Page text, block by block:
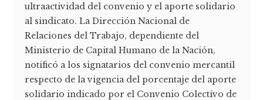
ultraactividad del convenio y el aporte solidario
al sindicato. La Dirección Nacional de
Relaciones del Trabajo, dependiente del
Ministerio de Capital Humano de la Nación,
notificó a los signatarios del convenio mercantil
respecto de la vigencia del porcentaje del aporte
solidario indicado por el Convenio Colectivo de